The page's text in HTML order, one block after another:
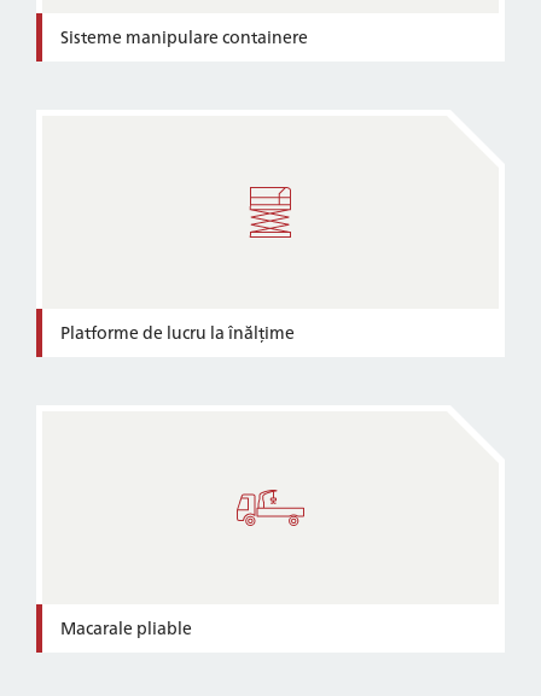
Sisteme manipulare containere
Platforme de lucru la înălțime
Macarale pliable